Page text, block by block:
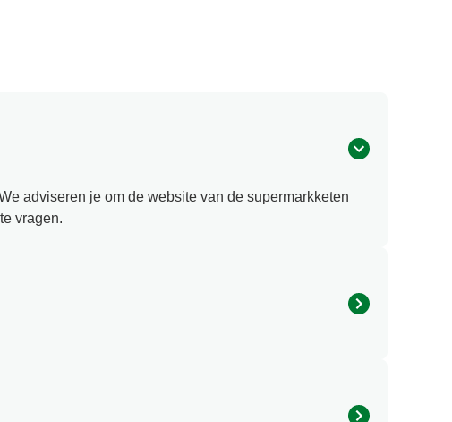
adviseren je om de website van de supermarkketen
vragen.